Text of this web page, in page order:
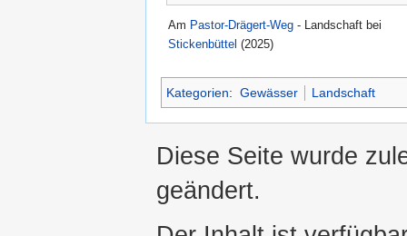
Am Pastor-Drägert-Weg - Landschaft bei
Stickenbüttel (2025)
Kategorien: Gewässer Landschaft
Diese Seite wurde
geändert.